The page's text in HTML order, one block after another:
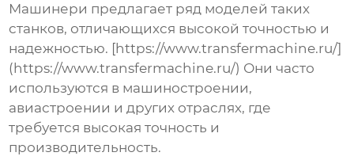
Машинери предлагает ряд моделей таких
станков, отличающихся высокой точностью и
надежностью. [https://www.transfermachine.ru/]
(https://www.transfermachine.ru/) Они часто
используются в машиностроении,
авиастроении и других отраслях, где
требуется высокая точность и
производительность.